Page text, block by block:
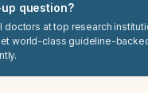
question?
doctors at top research
world-class guideline-